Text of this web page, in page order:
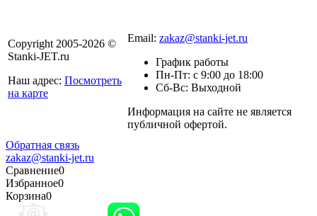
Copyright 2005-2026 ©
Stanki-JET.ru
Наш адрес: Посмотреть
на карте
Email: zakaz@stanki-jet.ru
График работы
Пн-Пт: с 9:00 до 18:00
Сб-Вс: Выходной
Информация на сайте не является
публичной офертой.
Обратная связь
zakaz@stanki-jet.ru
Сравнение0
Избранное0
Корзина0